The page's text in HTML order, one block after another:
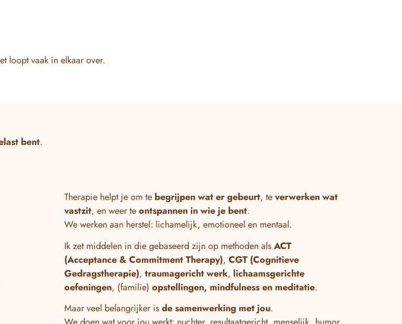
loopt vaak in elkaar over.
bent.
Therapie helpt je om te begrijpen wat er gebeurt, teverwerken wat
vastzit, en weer teontspannen in wie je bent.
We werken aan herstel: lichamelijk, emotioneel en mentaal.
Ik zet middelen in die gebaseerd zijn op methoden alsACT
(Acceptance & Commitment Therapy), CGT (Cognitieve
Gedragstherapie), traumagericht werk, lichaamsgerichte
oefeningen, (familie) opstellingen, mindfulness en meditatie.
Maar veel belangrijker isde samenwerking met jou.